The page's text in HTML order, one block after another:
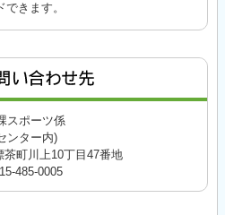
きます。
スポーツ係
ンター内)
町川上10丁目47番地
485-0005